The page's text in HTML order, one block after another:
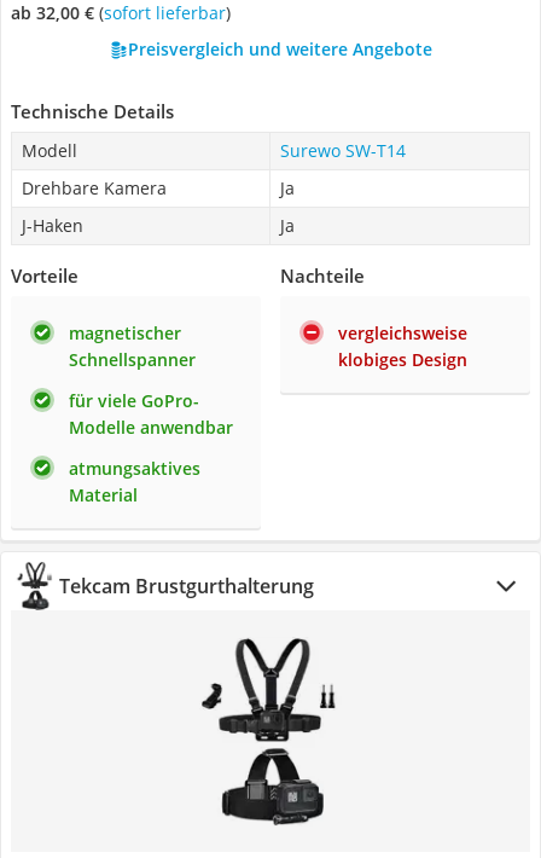
ab 32,00 € ( Sofort lieferbar)
Preisvergleich und weitere Angebote
Technische Details
Modell
Surewo SW-T14
Drehbare Kamera
Ja
J-Haken
Ja
Vorteile
magnetischer
Schnellspanner
für viele GoPro-
Modelle anwendbar
atmungsaktives
Material
Nachteile
vergleichsweise
klobiges Design
Tekcam Brustgurthalterung